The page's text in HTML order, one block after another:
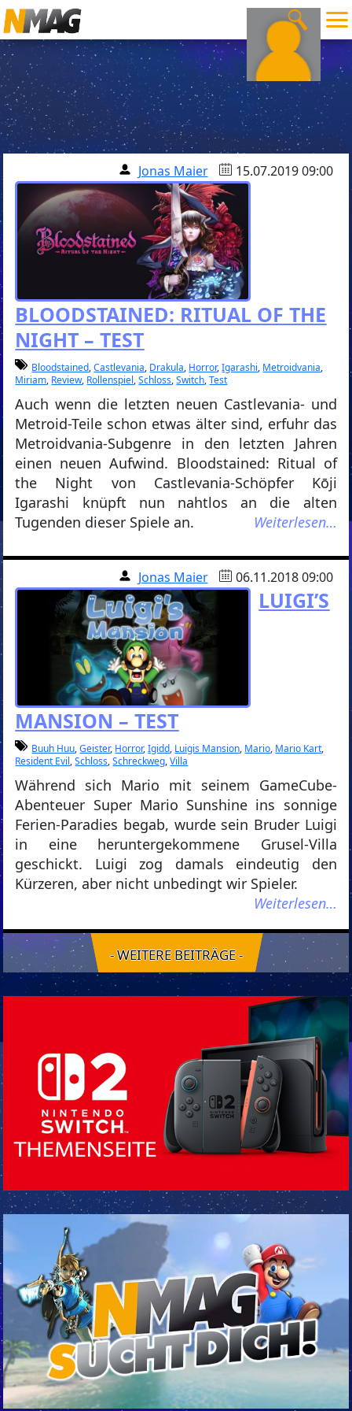
Jonas Maier 15.07.2019 09:00
BLOODSTAINED: RITUAL OF THE
NIGHT – TEST
Bloodstained,Castlevania, Drakula, Horror,Igarashi, Metroidvania,
Miriam, Review, Rollenspiel,Schloss,Switch,Test
Auch wenn die letzten neuen Castlevania- und
Metroid-Teile schon etwas älter sind, erfuhr das
Metroidvania-Subgenre in den letzten Jahren
einen neuen Aufwind. Bloodstained: Ritual of
the Night von Castlevania-Schöpfer Kōji
Igarashi knüpft nun nahtlos an die alten
Tugenden dieser Spiele an.
Weiterlesen…
Jonas Maier 06.11.2018 09:00
LUIGI’S
MANSION – TEST
Buuh Huu,Geister, Horror,Igidd, Luigis Mansion, Mario, Mario Kart,
Resident Evil,Schloss,Schreckweg,Villa
Während sich Mario mit seinem GameCube-
Abenteuer Super Mario Sunshine ins sonnige
Ferien-Paradies begab, wurde sein Bruder Luigi
in eine heruntergekommene Grusel-Villa
geschickt. Luigi zog damals eindeutig den
Kürzeren, aber nicht unbedingt wir Spieler.
Weiterlesen…
- WEITERE BEITRÄGE -